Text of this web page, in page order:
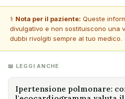
⚕️ Nota per il paziente: Queste
divulgativo e non sostituiscono una
dubbi rivolgiti sempre al tuo medico.
📖 LEGGI ANCHE
Ipertensione polmonare: